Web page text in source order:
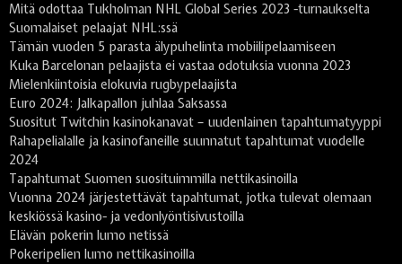
Mitä odottaa Tukholman NHL Global Series 2023 -turnaukselta
Suomalaiset pelaajat NHL:ssä
Tämän vuoden 5 parasta älypuhelinta mobiilipelaamiseen
Kuka Barcelonan pelaajista ei vastaa odotuksia vuonna 2023
Mielenkiintoisia elokuvia rugbypelaajista
Euro 2024: Jalkapallon juhlaa Saksassa
Suositut Twitchin kasinokanavat – uudenlainen tapahtumatyyppi
Rahapelialalle ja kasinofaneille suunnatut tapahtumat vuodelle
2024
Tapahtumat Suomen suosituimmilla nettikasinoilla
Vuonna 2024 järjestettävät tapahtumat, jotka tulevat olemaan
keskiössä kasino- ja vedonlyöntisivustoilla
Elävän pokerin lumo netissä
Pokeripelien lumo nettikasinoilla